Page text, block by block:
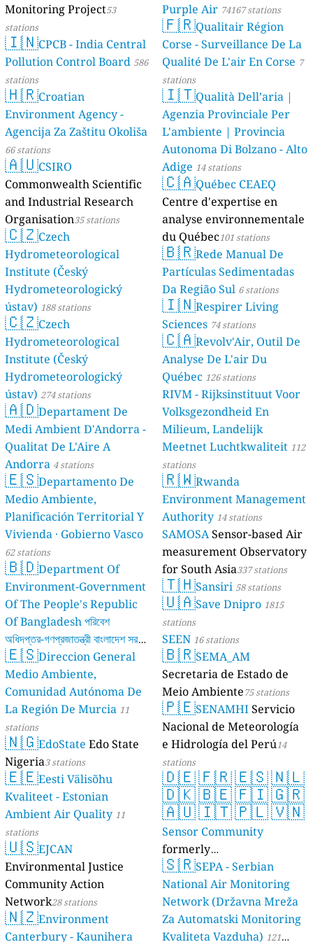
Monitoring Project53
stations
🇮🇳CPCB - India Central
Pollution Control Board 586
stations
🇭🇷Croatian
Environment Agency -
Agencija Za Zaštitu Okoliša
66 stations
🇦🇺CSIRO
Commonwealth Scientific
and Industrial Research
Organisation35 stations
🇨🇿Czech
Hydrometeorological
Institute (Český
Hydrometeorologický
ústav) 188 stations
🇨🇿Czech
Hydrometeorological
Institute (Český
Hydrometeorologický
ústav) 274 stations
🇦🇩Departament De
Medi Ambient D'Andorra -
Qualitat De L'Aire A
Andorra 4 stations
🇪🇸Departamento De
Medio Ambiente,
Planificación Territorial Y
Vivienda · Gobierno Vasco
62 stations
🇧🇩Department Of
Environment-Government
Of The People's Republic
Of Bangladesh পরিবেশ
অধিদপ্তর-গণপ্রজাতন্ত্রী বাংলাদেশ সরকার
17 stations
🇪🇸Direccion General
Medio Ambiente,
Comunidad Autónoma De
La Región De Murcia 11
stations
🇳🇬EdoState Edo State
Nigeria3 stations
🇪🇪Eesti Välisõhu
Kvaliteet - Estonian
Ambient Air Quality 11
stations
🇺🇸EJCAN
Environmental Justice
Community Action
Network28 stations
🇳🇿Environment
Canterbury - Kaunihera
Purple Air 74167 stations
🇫🇷Qualitair Région
Corse - Surveillance De La
Qualité De L'air En Corse 7
stations
🇮🇹Qualità Dell’aria |
Agenzia Provinciale Per
L'ambiente | Provincia
Autonoma Di Bolzano - Alto
Adige 14 stations
🇨🇦Québec CEAEQ
Centre d'expertise en
analyse environnementale
du Québec101 stations
🇧🇷Rede Manual De
Partículas Sedimentadas
Da Região Sul 6 stations
🇮🇳Respirer Living
Sciences 74 stations
🇨🇦Revolv'Air, Outil De
Analyse De L'air Du
Québec 126 stations
RIVM - Rijksinstituut Voor
Volksgezondheid En
Milieum, Landelijk
Meetnet Luchtkwaliteit 112
stations
🇷🇼Rwanda
Environment Management
Authority 14 stations
SAMOSASensor-based Air
measurement Observatory
for South Asia337 stations
🇹🇭Sansiri 58 stations
🇺🇦Save Dnipro 1815
stations
SEEN 16 stations
🇧🇷SEMA_AM
Secretaria de Estado de
Meio Ambiente75 stations
🇵🇪SENAMHIServicio
Nacional de Meteorología
e Hidrología del Perú14
stations
🇩🇪🇫🇷🇪🇸🇳🇱
🇩🇰🇧🇪🇫🇮🇬🇷
🇦🇺🇮🇹🇵🇱🇻🇳
Sensor Community
formerly
luftdaten.info35809 stations
🇸🇷SEPA - Serbian
National Air Monitoring
Network (Državna Mreža
Za Automatski Monitoring
Kvaliteta Vazduha) 121